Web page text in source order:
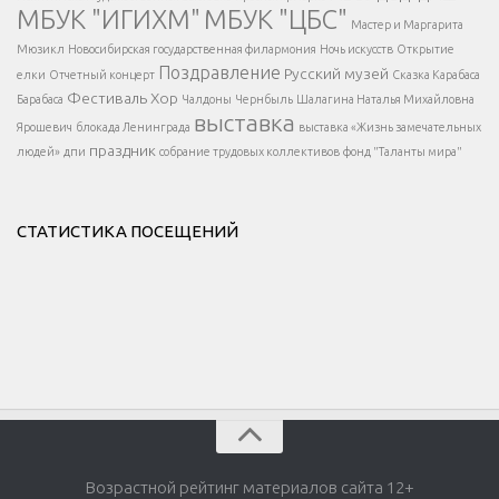
Написать
</button >
</div >
</div > </div >
МБУК "ИГИХМ" МБУК "ЦБС" Мастер и Маргарита
Мюзикл Новосибирская государственная филармония Ночь искусств Открытие
елки Отчетный концерт Поздравление Русский музей Сказка Карабаса
Барабаса Фестиваль Хор Чалдоны Чернбыль Шалагина Наталья Михайловна
Ярошевич блокада Ленинграда выставка выставка «Жизнь замечательных
людей» дпи праздник собрание трудовых коллективов фонд "Таланты мира"
СТАТИСТИКА ПОСЕЩЕНИЙ
Возрастной рейтинг материалов сайта 12+